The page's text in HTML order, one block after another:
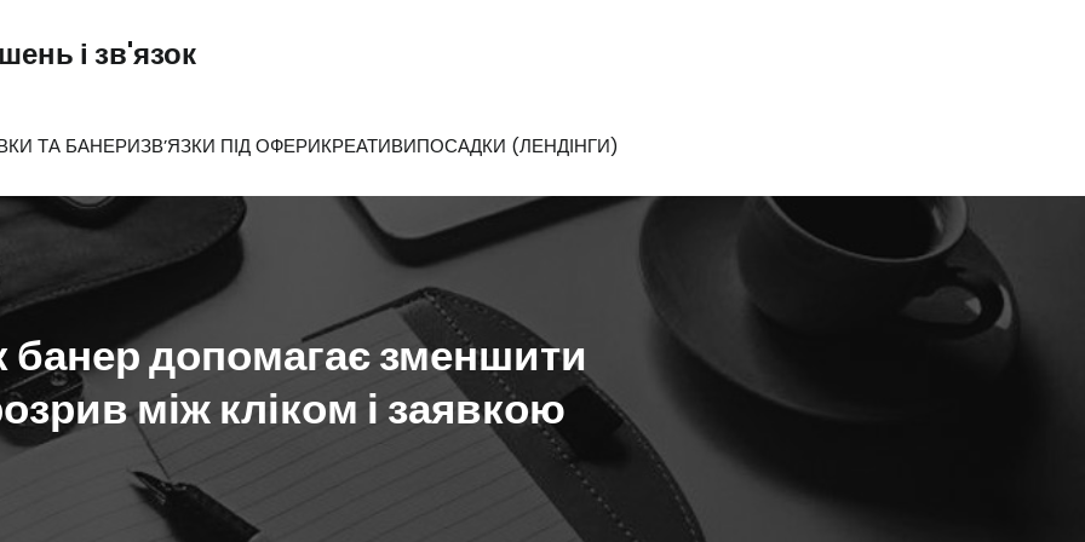
і зв'язок
ТА БАНЕРИЗВ’ЯЗКИ ПІД ОФЕРИКРЕАТИВИПОСАДКИ (ЛЕНДІНГИ)
банер допомагає зменшити
між кліком і заявкою